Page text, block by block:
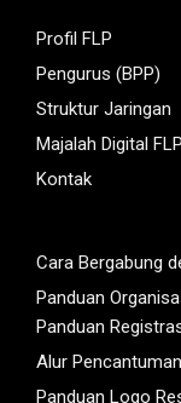
Profil FLP
Pengurus (BPP)
Struktur Jaringan
Majalah Digital FLP
Kontak
Cara Bergabung
Panduan
Panduan
Alur
Panduan Logo